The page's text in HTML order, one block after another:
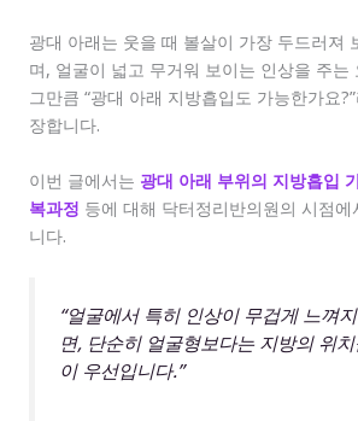
광대 아래는 웃을 때 볼살이 가장 두드러져
며, 얼굴이 넓고 무거워 보이는 인상을 주는
그만큼 “광대 아래 지방흡입도 가능한가요
장합니다.
이번 글에서는 광대 아래 부위의 지방흡입
복과정 등에 대해 닥터정리반의원의 시점에
니다.
“얼굴에서 특히 인상이 무겁게 느껴
면, 단순히 얼굴형보다는 지방의 위
이 우선입니다.”